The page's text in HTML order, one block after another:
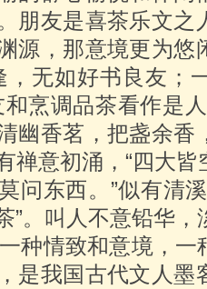
朋友是喜茶乐文之
源，那意境更为悠
，无如好书良友；
烹调品茶看作是人
幽香茗，把盏余香
禅意初涌，“四大
问东西。”似有清
”。叫人不意铅华，
种情致和意境，一
是我国古代文人墨